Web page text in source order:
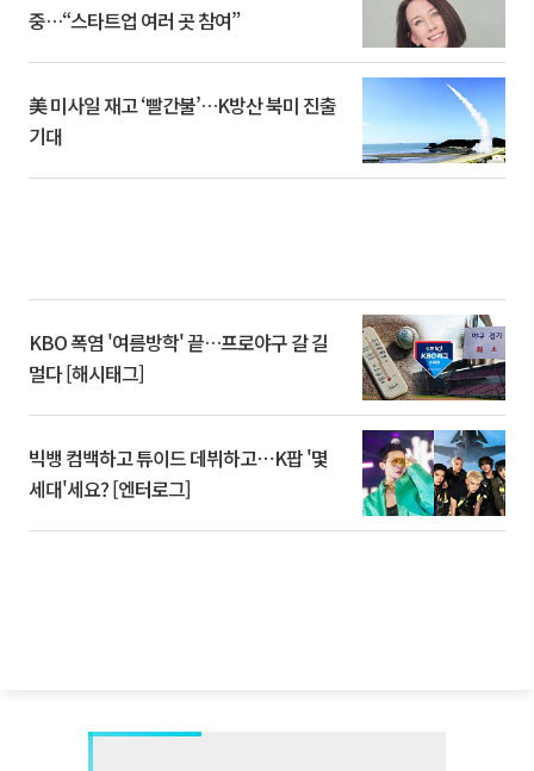
중…“스타트업 여러 곳 참여”
美 미사일 재고 ‘빨간불’…K방산 북미 진출
기대
KBO 폭염 '여름방학' 끝…프로야구 갈 길
멀다 [해시태그]
빅뱅 컴백하고 튜이드 데뷔하고⋯K팝 '몇
세대'세요? [엔터로그]